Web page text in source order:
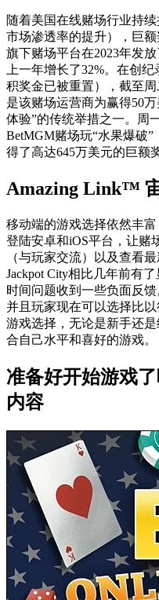
随着美国在线赌场行业持
市场渗透率的提升），巨
旗下赌场平台在2023年发
上一年增长了32%。在创
积奖金已被重置），截至
是该赌场运营商为赢得50
体验”的传统举措之一。周
BetMGM赌场玩“水果爆破”
得了高达645万美元的巨额
Amazing Link™
移动端的游戏选择依然丰
登陆安卓和iOS平台，让赌
（与玩家交流）以及查看
Jackpot City相比几年前有
时间问题收到一些负面反
并且玩家现在可以选择比
游戏选择，无论是新手还
合自己水平和喜好的游戏。
准备好开始游戏
内容